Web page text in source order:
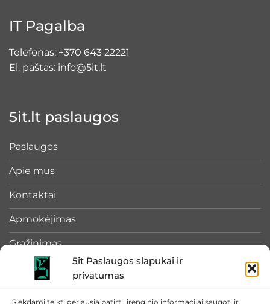
5it Paslaugos slapukai ir
privatumas
Siekdami teikti geriausią patirtį, įrenginio informacijai saugoti ir
IT Pagalba
Telefonas: +370 643 22221
El. paštas: info@5it.lt
5it.lt paslaugos
Paslaugos
Apie mus
Kontaktai
Apmokėjimas
Grąžinimas
Rekvizitai